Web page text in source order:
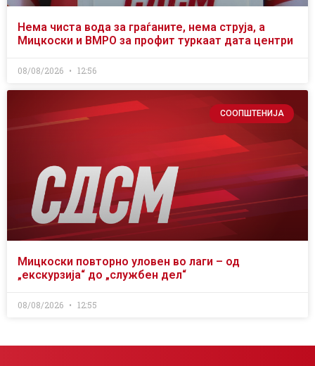
Нема чиста вода за граѓаните, нема струја, а
Мицкоски и ВМРО за профит туркаат дата центри
08/08/2026 12:56
СООПШТЕНИЈА
Мицкоски повторно уловен во лаги – од
„екскурзија“ до „службен дел“
08/08/2026 12:55